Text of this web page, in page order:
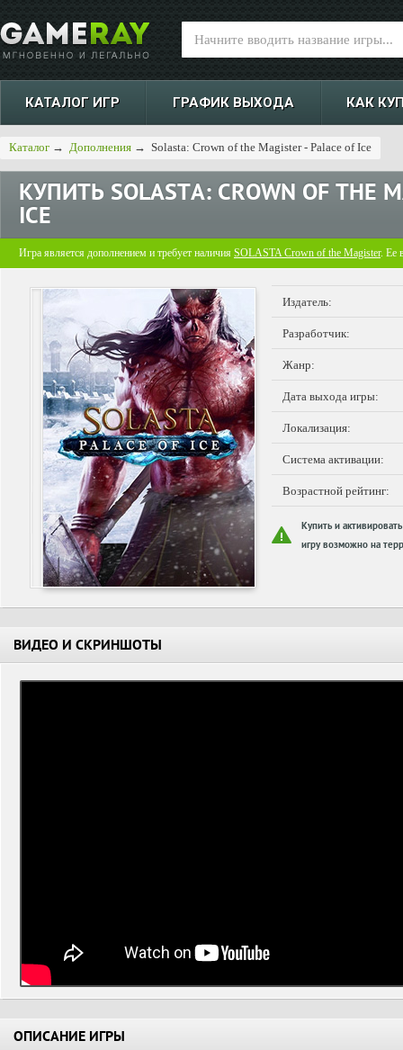
КАТАЛОГ ИГР ГРАФИК ВЫХОДА КАК
Каталог → Дополнения → Solasta: Crown of the Magister - Palace of Ice
КУПИТЬ SOLASTA: CROWN OF THE
ICE
Игра является дополнением и требует наличия SOLASTA Crown of the Magister. Ее
Издатель:
Разработчик:
Жанр:
Дата выхода игры:
Локализация:
Система активации:
Возрастной рейтинг:
Купить и активировать
игру возможно на
ВИДЕО И СКРИНШОТЫ
ОПИСАНИЕ ИГРЫ